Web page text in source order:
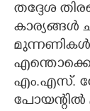
CARTOONS
LITERATURE
ZOOM
തദ്ദേശ
കാര്യങ്ങൾ
മുന്നണികൾ
എന്തൊക്കെ
എം.എസ്.
പോയന്റിൽ